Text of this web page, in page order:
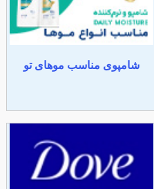
شامپوی مناسب موهای تو